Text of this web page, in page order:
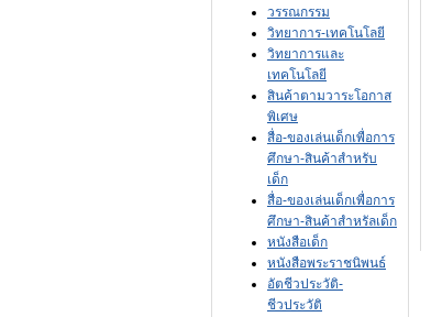
วรรณกรรม
วิทยาการ-เทคโนโลยี
วิทยาการและ
เทคโนโลยี
สินค้าตามวาระโอกาส
พิเศษ
สื่อ-ของเล่นเด็กเพื่อการ
ศึกษา-สินค้าสำหรับ
เด็ก
สื่อ-ของเล่นเด็กเพื่อการ
ศึกษา-สินค้าสำหรัลเด็ก
หนังสือเด็ก
หนังสือพระราชนิพนธ์
อัตชีวประวัติ-
ชีวประวัติ